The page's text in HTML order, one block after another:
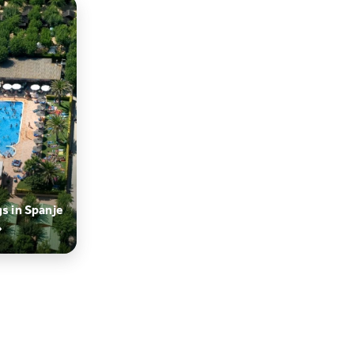
aan ontspanning? Breng
aan de Welness &
binnenzwembad, jacuzzi
sauna en hammam. Je
Vila Nova park
voor jong en oud, zoals:
een
airtrampoline,
en een fitnessruimte. De
beschikt over een gezellig
met heerlijke maaltijden.
staat er een
klaar met een divers
waaronder een
kidsclub en
in Spanje